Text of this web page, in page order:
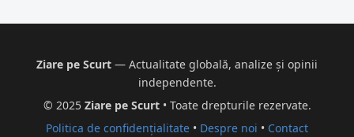
Ziare pe Scurt — Actualitate globală, analize și opinii
independente.
© 2025 Ziare pe Scurt• Toate drepturile rezervate.
Politica de confidențialitate • Despre noi • Contact